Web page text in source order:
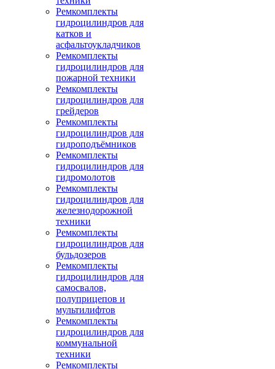
Ремкомплекты
гидроцилиндров для
катков и
асфальтоукладчиков
Ремкомплекты
гидроцилиндров для
пожарной техники
Ремкомплекты
гидроцилиндров для
грейдеров
Ремкомплекты
гидроцилиндров для
гидроподъёмников
Ремкомплекты
гидроцилиндров для
гидромолотов
Ремкомплекты
гидроцилиндров для
железнодорожной
техники
Ремкомплекты
гидроцилиндров для
бульдозеров
Ремкомплекты
гидроцилиндров для
самосвалов,
полуприцепов и
мультилифтов
Ремкомплекты
гидроцилиндров для
коммунальной
техники
Ремкомплекты